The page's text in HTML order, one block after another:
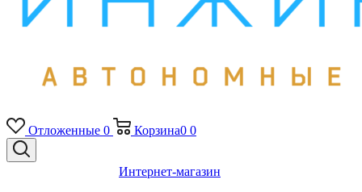
Отложенные 0 Корзина0 0
Интернет-магазин